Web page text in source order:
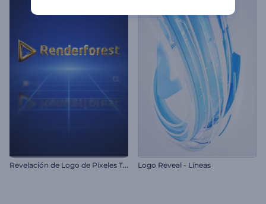
R
evelación de Logo de Píxeles Tecnológicos Logo Reveal - Líneas